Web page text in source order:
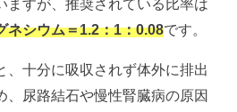
ますが、推奨されている比率は
ネシウム＝1.2：1：0.08です。
、十分に吸収されず体外に排出
、尿路結石や慢性腎臓病の原因